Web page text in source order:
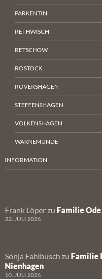
PARKENTIN
RETHWISCH
RETSCHOW
ROSTOCK
RÖVERSHAGEN
STEFFENSHAGEN
VOLKENSHAGEN
WARNEMÜNDE
INFORMATION
Frank Löper zu Familie
22. JULI 2026
Sonja Fahlbusch zu Familie
Nienhagen
10. JULI 2026